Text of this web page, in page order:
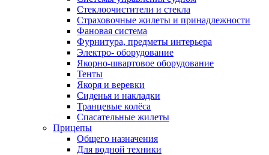
Стеклоочистители и стекла
Страховочные жилеты и принадлежности
Фановая система
Фурнитура, предметы интерьера
Электро- оборудование
Якорно-швартовое оборудование
Тенты
Якоря и веревки
Сиденья и накладки
Транцевые колёса
Спасательные жилеты
Прицепы
Общего назначения
Для водной техники